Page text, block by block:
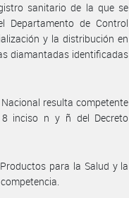
sanitario de la que se
Departamento de Control
y la distribución en
diamantadas identificadas
resulta competente
inciso n y ñ del Decreto
para la Salud y la